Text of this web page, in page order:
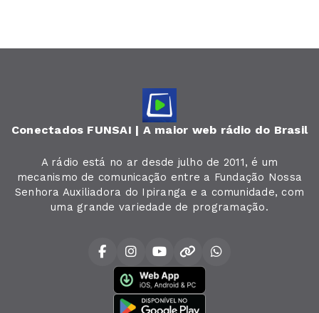
Conectados FUNSAI | A maior web rádio do Brasil
A rádio está no ar desde julho de 2011, é um
mecanismo de comunicação entre a Fundação Nossa
Senhora Auxiliadora do Ipiranga e a comunidade, com
uma grande variedade de programação.